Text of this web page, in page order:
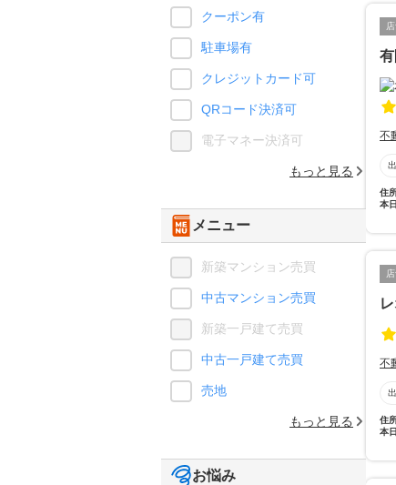
不
住
本
不
住
本
クーポン有
駐車場有
クレジットカード可
QRコード決済可
電子マネー決済可
もっと見る
メニュー
新築マンション売買
中古マンション売買
新築一戸建て売買
中古一戸建て売買
売地
もっと見る
お悩み